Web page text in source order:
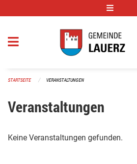
STARTSEITE VERANSTALTUNGEN
Veranstaltungen
Keine Veranstaltungen gefunden.